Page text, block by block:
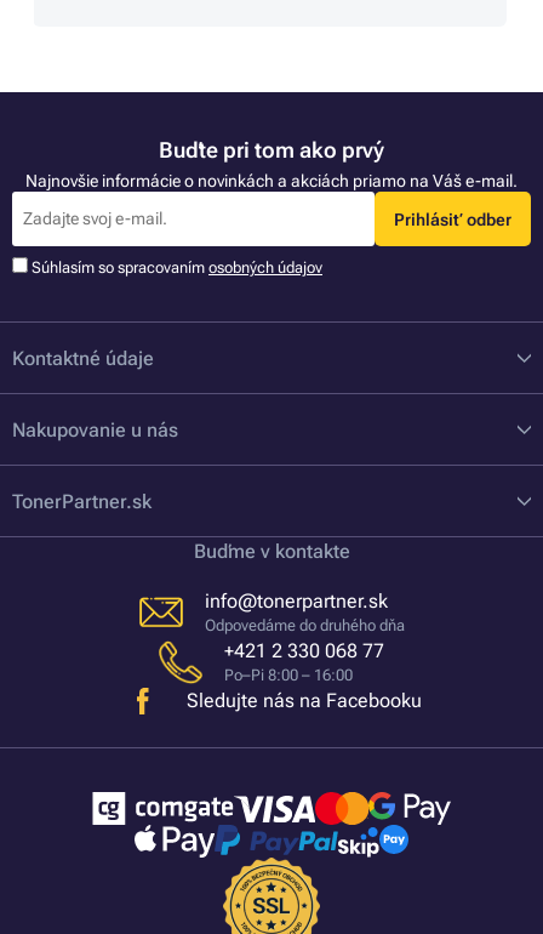
Buďte pri tom ako prvý
Najnovšie informácie o novinkách a akciách priamo na Váš e-mail.
Prihlásiť odber
Súhlasím so spracovaním osobných údajov
Kontaktné údaje
Nakupovanie u nás
TonerPartner.sk
Buďme v kontakte
info@tonerpartner.sk
Odpovedáme do druhého dňa
+421 2 330 068 77
Po–Pi 8:00 – 16:00
Sledujte nás na Facebooku